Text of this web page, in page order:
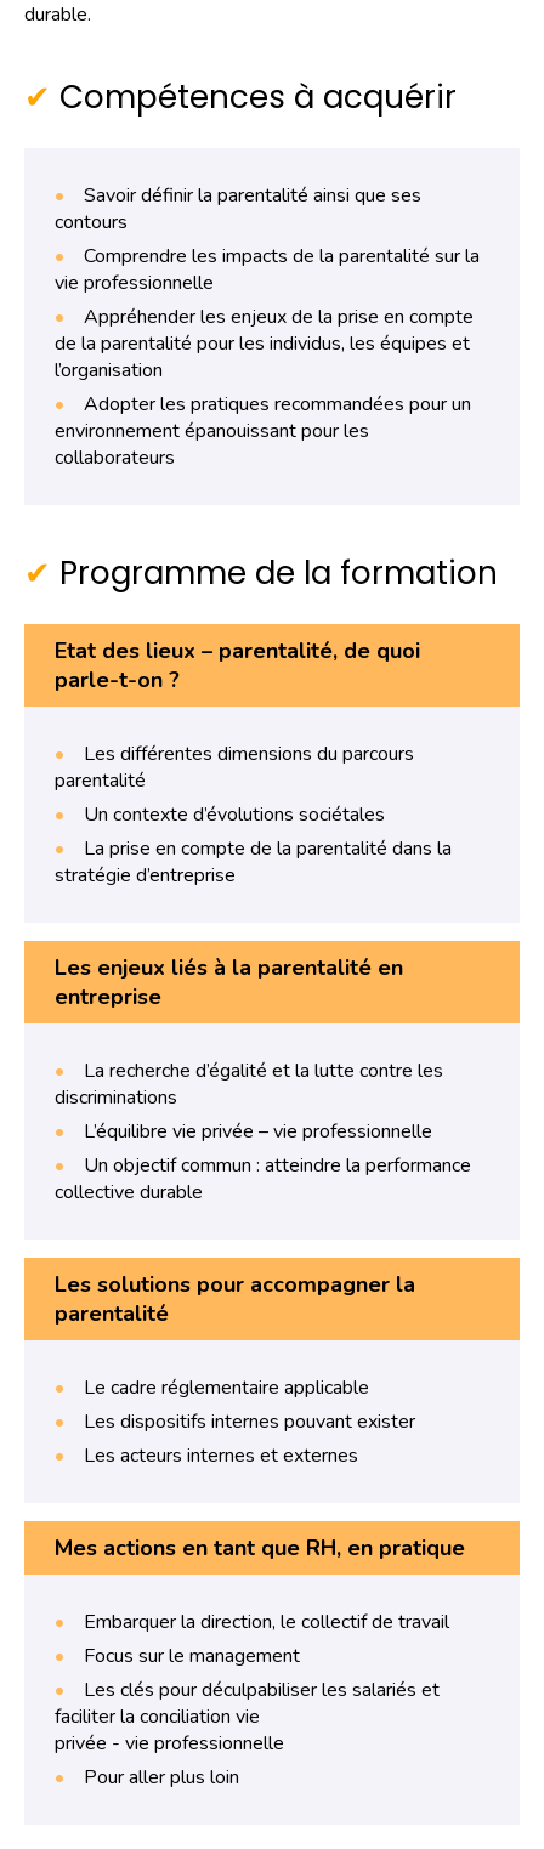
durable.
Compétences à acquérir
Savoirdéfinir la parentalité ainsi que ses
contours
Comprendre les impacts de la parentalité sur la
vie professionnelle
Appréhender les enjeux de la prise en compte
de la parentalité pour les individus, les équipes et
l’organisation
Adopter les pratiques recommandées pour un
environnement épanouissant pour les
collaborateurs
Programme de la formation
Etat des lieux – parentalité, de quoi
parle-t-on ?
Les différentes dimensions du parcours
parentalité
Un contexte d’évolutions sociétales
La prise en compte de la parentalité dans la
stratégie d’entreprise
Les enjeux liés à la parentalité en
entreprise
La recherche d’égalité et la lutte contre les
discriminations
L’équilibre vie privée – vie professionnelle
Un objectif commun : atteindre la performance
collective durable
Les solutions pour accompagner la
parentalité
Le cadre réglementaire applicable
Les dispositifs internes pouvant exister
Les acteurs internes et externes
Mes actions en tant que RH, en pratique
Embarquer la direction, le collectif de travail
Focus sur le management
Les clés pour déculpabiliser les salariés et
faciliter la conciliation vie
privée - vie professionnelle
Pour aller plus loin